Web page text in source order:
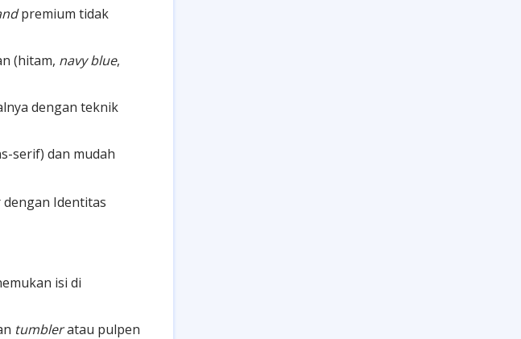
premium tidak
(hitam, navy blue,
dengan teknik
serif) dan mudah
dengan Identitas
isi di
tumbleratau pulpen